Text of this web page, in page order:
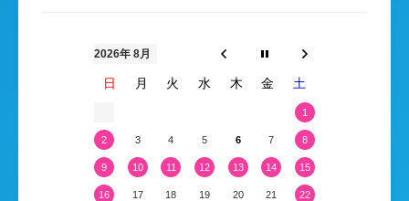
2026年 8月
日 月 火 水 木 金 土
1
2 3 4 5 6 7 8
9 10 11 12 13 14 15
16 17 18 19 20 21 22